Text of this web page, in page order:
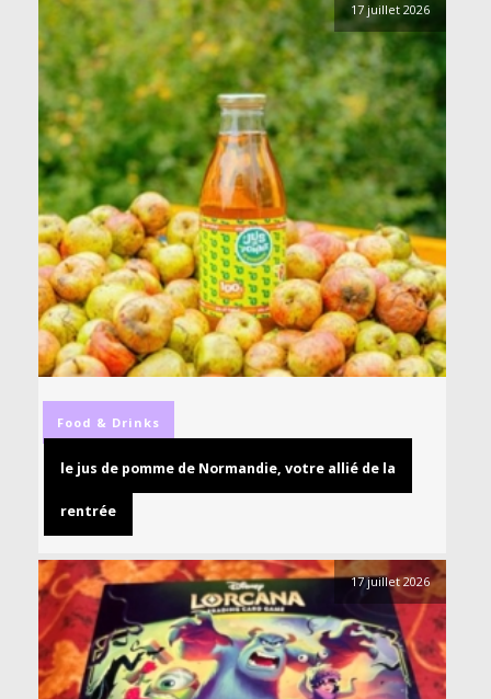
17 juillet 2026
Food & Drinks
le jus de pomme de Normandie, votre allié de la
rentrée
17 juillet 2026